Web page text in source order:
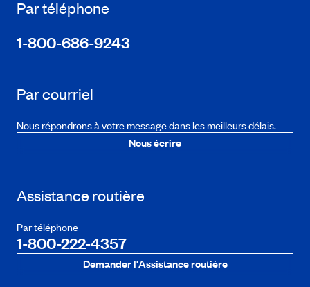
Par téléphone
1-800-686-9243
Par courriel
Nous répondrons à votre message dans les meilleurs délais.
Nous écrire
Assistance routière
Par téléphone
1-800-222-4357
Demander l'Assistance routière